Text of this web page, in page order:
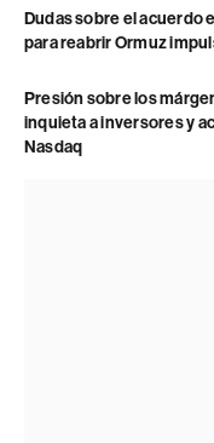
Dudas sobre el acuerdo
para reabrir Ormuz
Presión sobre los
inquieta a inversores y
Nasdaq